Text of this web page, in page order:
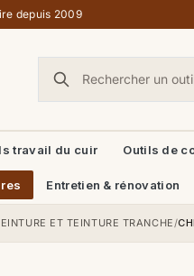
depuis 2009
travail du cuir Outils de
Entretien & rénovation
ET TEINTURE TRANCHE/